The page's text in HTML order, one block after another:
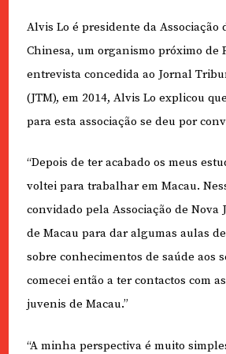
Alvis Lo é presidente da Associação
Chinesa, um organismo próximo de
entrevista concedida ao Jornal
(JTM), em 2014, Alvis Lo explicou
para esta associação se deu por
“Depois de ter acabado os meus
voltei para trabalhar em Macau.
convidado pela Associação de Nova
de Macau para dar algumas aulas
sobre conhecimentos de saúde aos
comecei então a ter contactos com
juvenis de Macau.”
“A minha perspectiva é muito